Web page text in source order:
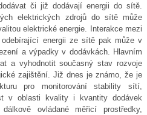
či již dodávají energii do sítě.
elektrických zdrojů do sítě může
elektrické energie. Interakce mezi
energii ze sítě pak může v
a výpadky v dodávkách. Hlavním
a vyhodnotit současný stav rozvoje
zajištění. Již dnes je známo, že je
pro monitorování stability sítí,
v oblasti kvality i kvantity dodávek
ovládané měřicí prostředky,